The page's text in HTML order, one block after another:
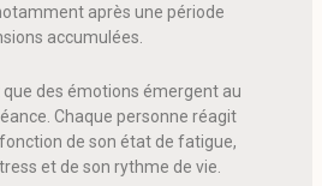
après une période
accumulées.
que des émotions émergent au
Chaque personne réagit
de son état de fatigue,
et de son rythme de vie.